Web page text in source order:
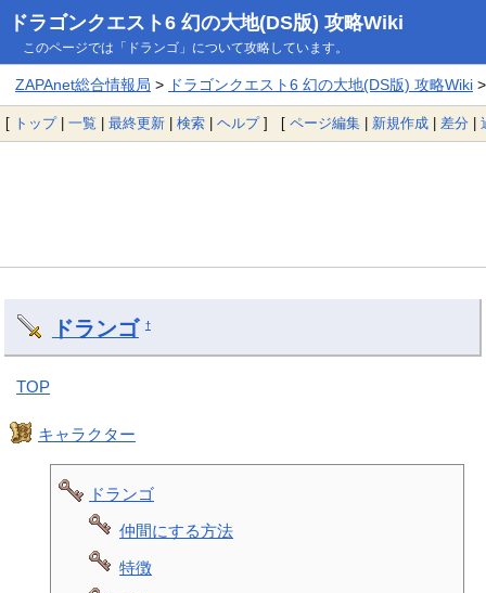
ドラゴンクエスト6 幻の大地(DS版) 攻略Wiki
このページでは「ドランゴ」について攻略しています。
ZAPAnet総合情報局 > ドラゴンクエスト6 幻の大地(DS版) 攻略Wiki>
[ トップ| 一覧 | 最終更新 | 検索 | ヘルプ] [ ページ編集 | 新規作成 | 差分 |
ドランゴ †
TOP
キャラクター
ドランゴ
仲間にする方法
特徴